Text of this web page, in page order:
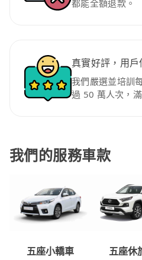
都能全額退款。
真實好評，用戶
我們嚴選並培訓
過 50 萬人次，
我們的服務車款
五座小轎車
五座休